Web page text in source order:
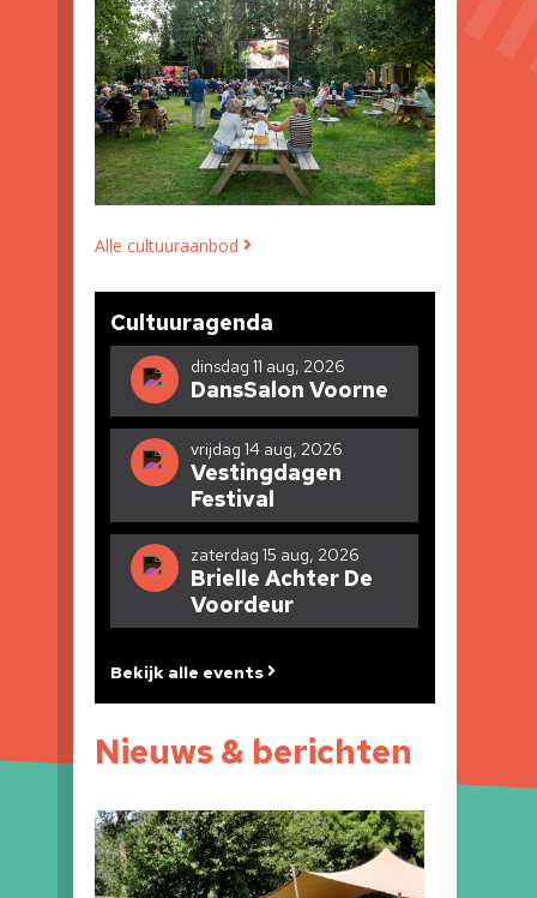
Alle cultuuraanbod
Cultuuragenda
dinsdag 11 aug, 2026
DansSalon Voorne
vrijdag 14 aug, 2026
Vestingdagen
Festival
zaterdag 15 aug, 2026
Brielle Achter De
Voordeur
Bekijk alle events
Nieuws & berichten